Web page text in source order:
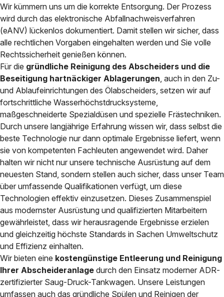
Wir kümmern uns um die korrekte Entsorgung. Der Prozess
wird durch das elektronische Abfallnachweisverfahren
(eANV) lückenlos dokumentiert. Damit stellen wir sicher, dass
alle rechtlichen Vorgaben eingehalten werden und Sie volle
Rechtssicherheit genießen können.
Für die gründliche Reinigung des Abscheiders und die
Beseitigung hartnäckiger Ablagerungen , auch in den Zu-
und Ablaufeinrichtungen des Ölabscheiders, setzen wir auf
fortschrittliche Wasserhöchstdrucksysteme,
maßgeschneiderte Spezialdüsen und spezielle Frästechniken.
Durch unsere langjährige Erfahrung wissen wir, dass selbst die
beste Technologie nur dann optimale Ergebnisse liefert, wenn
sie von kompetenten Fachleuten angewendet wird. Daher
halten wir nicht nur unsere technische Ausrüstung auf dem
neuesten Stand, sondern stellen auch sicher, dass unser Team
über umfassende Qualifikationen verfügt, um diese
Technologien effektiv einzusetzen. Dieses Zusammenspiel
aus modernster Ausrüstung und qualifizierten Mitarbeitern
gewährleistet, dass wir herausragende Ergebnisse erzielen
und gleichzeitig höchste Standards in Sachen Umweltschutz
und Effizienz einhalten.
Wir bieten eine kostengünstige Entleerung und Reinigung
Ihrer Abscheideranlage durch den Einsatz moderner ADR-
zertifizierter Saug-Druck-Tankwagen. Unsere Leistungen
umfassen auch das gründliche Spülen und Reinigen der